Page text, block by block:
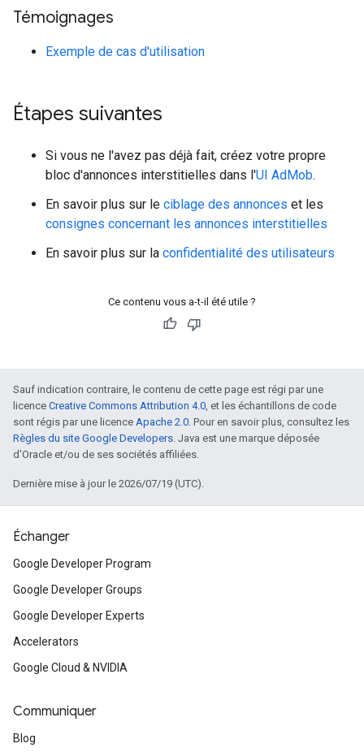
Témoignages
Exemple de cas d'utilisation
Étapes suivantes
Si vous ne l'avez pas déjà fait, créez votre propre
bloc d'annonces interstitielles dans l'UI AdMob.
En savoir plus sur le ciblage des annonces et les
consignes concernant les annonces interstitielles
En savoir plus sur la confidentialité des utilisateurs
Ce contenu vous a-t-il été utile ?
Sauf indication contraire, le contenu de cette page est régi par une
licence Creative Commons Attribution 4.0, et les échantillons de code
sont régis par une licence Apache 2.0. Pour en savoir plus, consultez les
Règles du site Google Developers. Java est une marque déposée
d'Oracle et/ou de ses sociétés affiliées.
Dernière mise à jour le 2026/07/19 (UTC).
Échanger
Google Developer Program
Google Developer Groups
Google Developer Experts
Accelerators
Google Cloud & NVIDIA
Communiquer
Blog